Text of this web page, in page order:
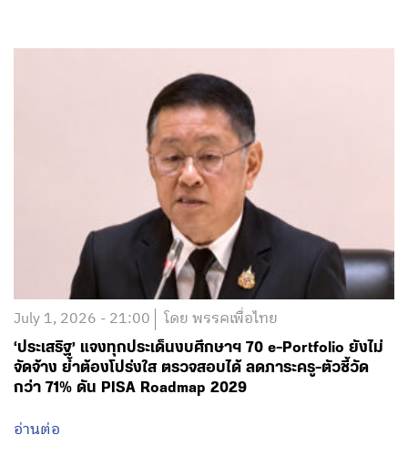
July 1, 2026 - 21:00 โดย พรรคเพื่อไทย
‘ประเสริฐ’ แจงทุกประเด็นงบศึกษาฯ 70 e-Portfolio ยังไม่
จัดจ้าง ย้ำต้องโปร่งใส ตรวจสอบได้ ลดภาระครู-ตัวชี้วัด
กว่า 71% ดัน PISA Roadmap 2029
อ่านต่อ